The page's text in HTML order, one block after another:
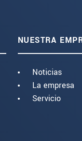
NUESTRA
Noticias
La empresa
Servicio